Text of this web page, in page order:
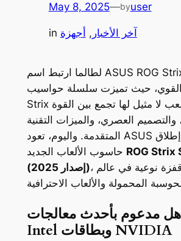
May 8, 2025—byuser
in آخر الأخبار , أجهزة
لطالما ارتبط اسم ASUS ROG Strix بعالم ألعاب
القوي، حيث تميزت سلسلة حواسيب
Strix بتقديم تجربة لعب لا مثيل لها تجمع بين القوة
والتصميم العصري، والميزات التقنية
المتقدمة. واليوم، تعود ASUS بقوة من خلال إطلاق
ROG Strix
(إصدار 2025)، الذي يعد قفزة نوعية في عالم
مدعوم بأحدث معالجات
Intel وبطاقات NVIDIA